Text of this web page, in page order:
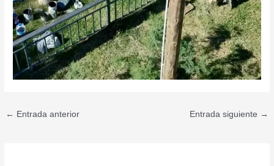
← Entrada anterior Entrada siguiente →